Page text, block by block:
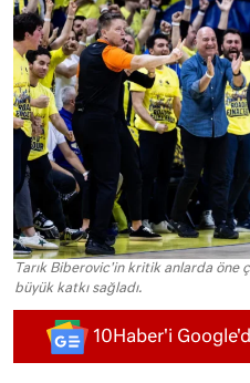
Tarık Biberovic'in kritik anlarda öne
büyük katkı sağladı.
10Haber'i